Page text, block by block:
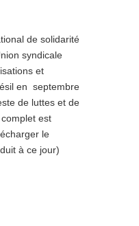
de solidarité
syndicale
et
en septembre
de luttes et de
est
le
à ce jour)